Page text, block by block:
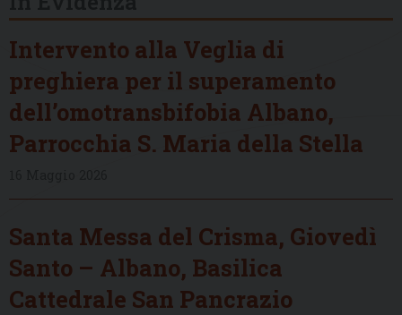
Intervento alla Veglia di
preghiera per il superamento
dell’omotransbifobia Albano,
Parrocchia S. Maria della Stella
Santa Messa del Crisma, Giovedì
Santo – Albano, Basilica
Cattedrale San Pancrazio